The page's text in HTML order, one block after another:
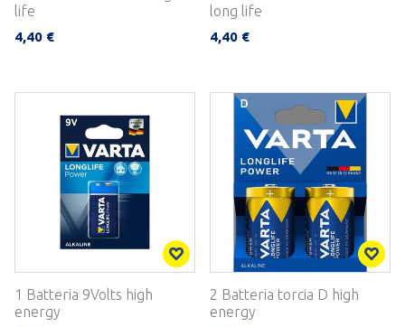
life
4,40 €
long life
4,40 €
1 Batteria 9Volts high
energy
2 Batteria torcia D high
energy